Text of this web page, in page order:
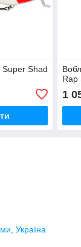
Shad
Rap
1
Україна